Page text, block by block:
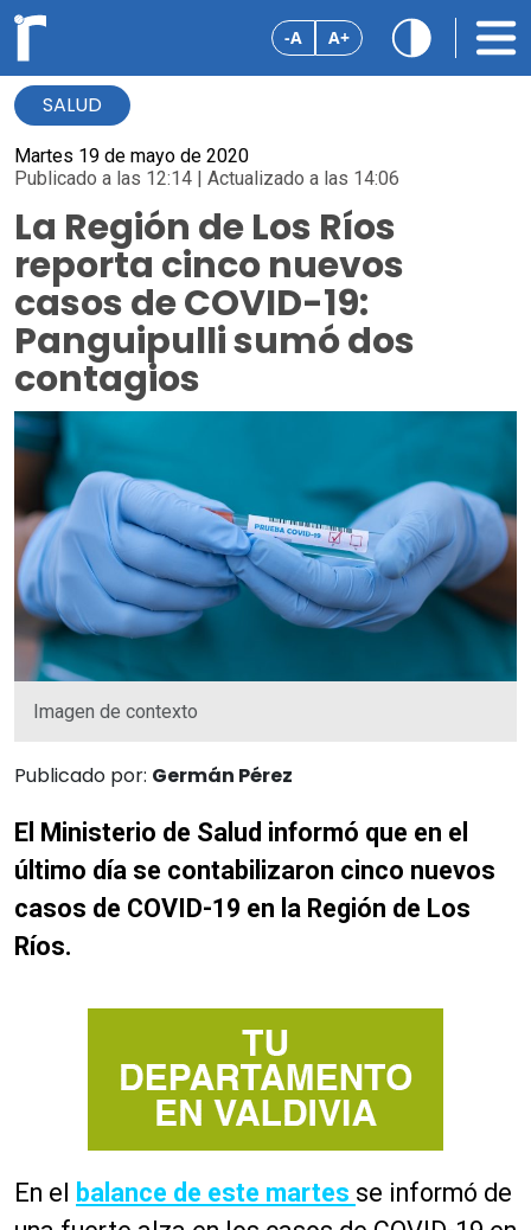
-A A+
SALUD
Martes 19 de mayo de 2020
Publicado a las 12:14 | Actualizado a las 14:06
La Región de Los Ríos
reporta cinco nuevos
casos de COVID-19:
Panguipulli sumó dos
contagios
Imagen de contexto
Publicado por: Germán Pérez
El Ministerio de Salud informó que en el
último día se contabilizaron cinco nuevos
casos de COVID-19 en la Región de Los
Ríos.
En el balance de este martes se informó de